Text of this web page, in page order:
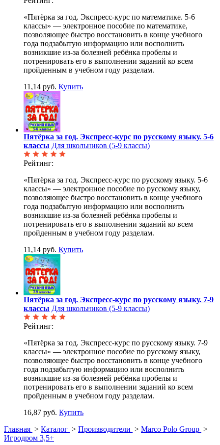
«Пятёрка за год. Экспресс-курс по математике. 5-6
классы» — электронное пособие по математике,
позволяющее быстро восстановить в конце учебного
года подзабытую информацию или восполнить
возникшие из-за болезней ребёнка пробелы и
потренировать его в выполнении заданий ко всем
пройденным в учебном году разделам.
11,14 руб. Купить
Пятёрка за год. Экспресс-курс по русскому языку. 5-6
классы Для школьников (5-9 классы)
Рейтинг:
«Пятёрка за год. Экспресс-курс по русскому языку. 5-6
классы» — электронное пособие по русскому языку,
позволяющее быстро восстановить в конце учебного
года подзабытую информацию или восполнить
возникшие из-за болезней ребёнка пробелы и
потренировать его в выполнении заданий ко всем
пройденным в учебном году разделам.
11,14 руб. Купить
Пятёрка за год. Экспресс-курс по русскому языку. 7-9
классы Для школьников (5-9 классы)
Рейтинг:
«Пятёрка за год. Экспресс-курс по русскому языку. 7-9
классы» — электронное пособие по русскому языку,
позволяющее быстро восстановить в конце учебного
года подзабытую информацию или восполнить
возникшие из-за болезней ребёнка пробелы и
потренировать его в выполнении заданий ко всем
пройденным в учебном году разделам.
16,87 руб. Купить
Главная > Каталог > Производители > Marco Polo Group >
Игродром 3,5+